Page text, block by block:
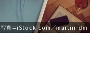
写真＝iStock.com／martin-dm